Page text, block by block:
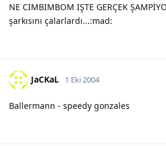
NE CIMBIMBOM IŞTE GERÇEK
şarkısını çalarlardı...:mad:
JaCKaL 1 Eki 2004
Ballermann - speedy gonzales